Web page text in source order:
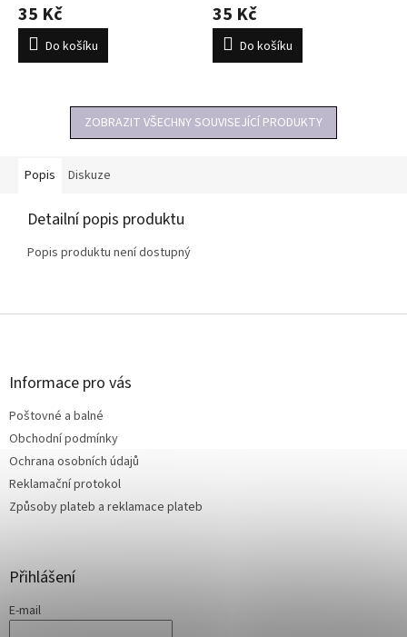
35 Kč
Do košíku
35 Kč
Do košíku
ZOBRAZIT VŠECHNY SOUVISEJÍCÍ PRODUKTY
Popis Diskuze
Detailní popis produktu
Popis produktu není dostupný
Z
Informace pro vás
Poštovné a balné
Obchodní podmínky
Ochrana osobních údajů
Reklamační protokol
Způsoby plateb a reklamace plateb
Přihlášení
E-mail